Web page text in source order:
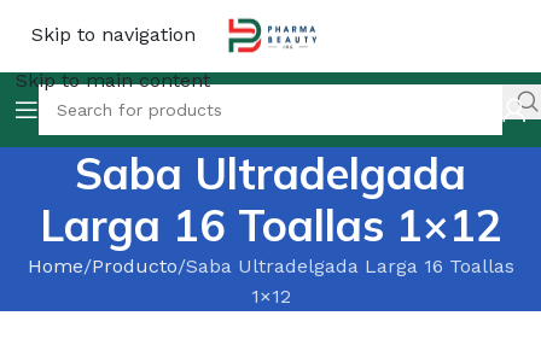
Skip to navigation
Skip to main content
Saba Ultradelgada
Larga 16 Toallas 1×12
Home Producto Saba Ultradelgada Larga 16 Toallas
1×12